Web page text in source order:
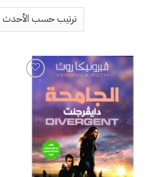
إلى
الرغبات